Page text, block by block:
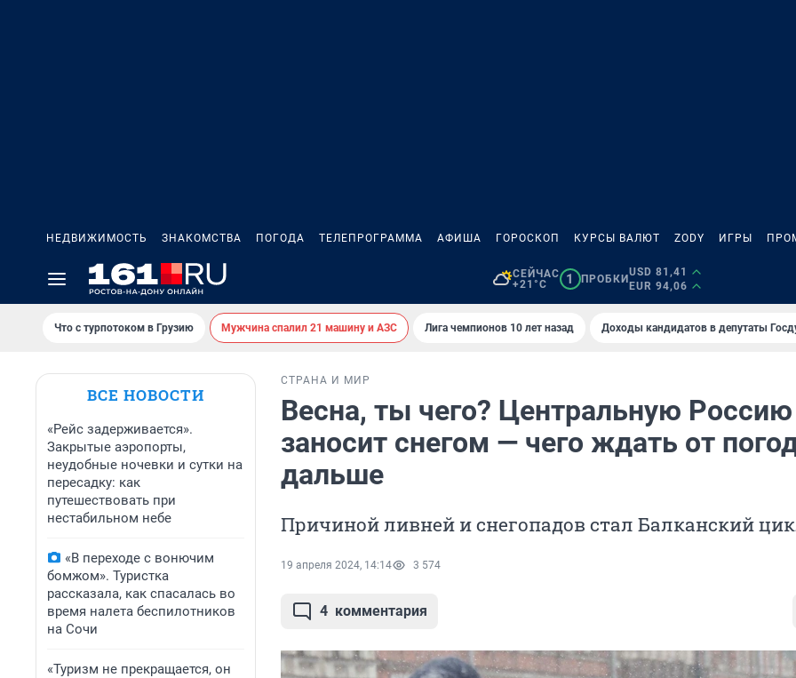
НЕДВИЖИМОСТЬ ЗНАКОМСТВА ПОГОДА ТЕЛЕПРОГРАММА АФИША ГОРОСКОП КУРСЫ ВАЛЮТ ZODY ИГРЫ
СЕЙЧАС
+21°C
1 ПРОБКИ
USD 81,41
EUR 94,06
Что с турпотоком в Грузию Мужчина спалил 21 машину и АЗС Лига чемпионов 10 лет назад Доходы кандидатов в депутаты
ВСЕ НОВОСТИ
«Рейс задерживается».
Закрытые аэропорты,
неудобные ночевки и сутки на
пересадку: как
путешествовать при
нестабильном небе
«В переходе с вонючим
бомжом». Туристка
рассказала, как спасалась во
время налета беспилотников
на Сочи
«Туризм не прекращается, он
СТРАНА И МИР
Весна, ты чего? Центральную Россию
заносит снегом — чего ждать от
дальше
Причиной ливней и снегопадов стал Балканский
19 апреля 2024, 14:14 3 574
4 комментария